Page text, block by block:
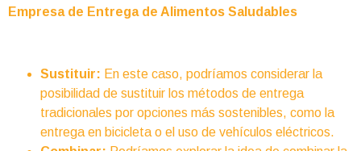
Empresa de Entrega de Alimentos Saludables
Sustituir: En este caso, podríamos considerar la
posibilidad de sustituir los métodos de entrega
tradicionales por opciones más sostenibles, como la
entrega en bicicleta o el uso de vehículos eléctricos.